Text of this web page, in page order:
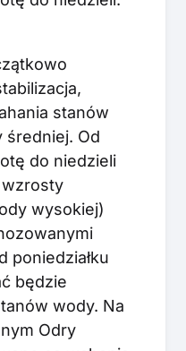
stanów
Od
do niedzieli
wzrosty
wysokiej)
poniedziałku
będzie
wody. Na
Odry